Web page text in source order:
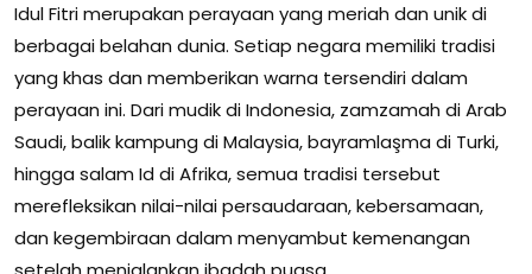
Idul Fitri merupakan perayaan yang meriah dan unik di
berbagai belahan dunia. Setiap negara memiliki tradisi
yang khas dan memberikan warna tersendiri dalam
perayaan ini. Dari mudik di Indonesia, zamzamah di Arab
Saudi, balik kampung di Malaysia, bayramlaşma di Turki,
hingga salam Id di Afrika, semua tradisi tersebut
merefleksikan nilai-nilai persaudaraan, kebersamaan,
dan kegembiraan dalam menyambut kemenangan